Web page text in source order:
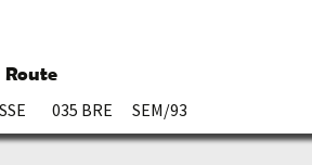
Route
035 BRE SEM/93